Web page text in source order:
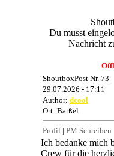
Du musst
Nachricht
ShoutboxPost Nr. 73
29.07.2026 - 17:11
Author: dcool
Ort: Barßel
Profil | PM Schreiben
Ich bedanke mich
Crew für die